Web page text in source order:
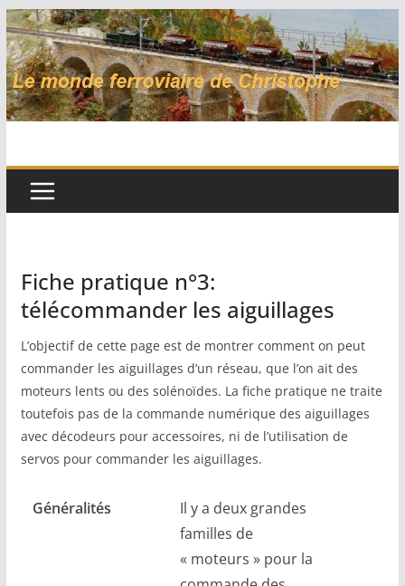
Passer
au
contenu
Fiche pratique n°3:
télécommander les aiguillages
L’objectif de cette page est de montrer comment on peut
commander les aiguillages d’un réseau, que l’on ait des
moteurs lents ou des solénoïdes. La fiche pratique ne traite
toutefois pas de la commande numérique des aiguillages
avec décodeurs pour accessoires, ni de l’utilisation de
servos pour commander les aiguillages.
Généralités
Il y a deux grandes
familles de
« moteurs » pour la